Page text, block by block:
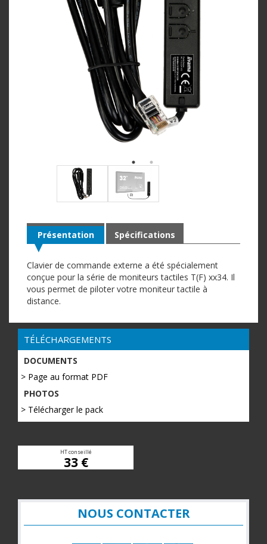
Présentation
Clavier de commande externe a été spécialement
conçue pour la série de moniteurs tactiles T(F) xx34. Il
vous permet de piloter votre moniteur tactile à
distance.
Spécifications
TÉLÉCHARGEMENTS
DOCUMENTS
> Page au format PDF
PHOTOS
> Télécharger le pack
HT conseillé
33 €
NOUS CONTACTER